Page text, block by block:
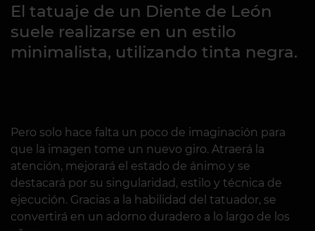
El tatuaje de un Diente de León
suele realizarse en un estilo
minimalista, utilizando tinta negra.
Pero solo hace falta un poco de imaginación para
que la imagen tome un nuevo giro. Atraerá la
atención, mejorará el estado de ánimo y se
destacará por su singularidad, estilo y técnica de
ejecución. Gracias a la habilidad del tatuador, se
convertirá en un adorno duradero a lo largo de los